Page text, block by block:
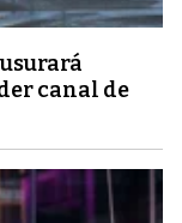
canal de